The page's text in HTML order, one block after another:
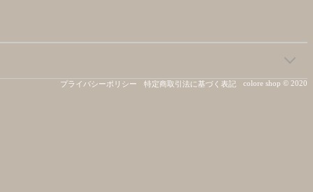
プライバシーポリシー 特定商取引法に基づく表記 colore shop © 2020